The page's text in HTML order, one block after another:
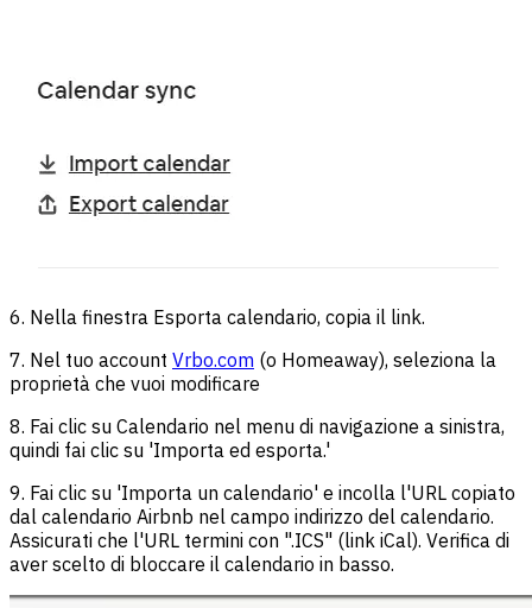
6. Nella finestra Esporta calendario, copia il link.
7. Nel tuo account Vrbo.com (o Homeaway), seleziona la
proprietà che vuoi modificare
8. Fai clic su Calendario nel menu di navigazione a sinistra,
quindi fai clic su 'Importa ed esporta.'
9. Fai clic su 'Importa un calendario' e incolla l'URL copiato
dal calendario Airbnb nel campo indirizzo del calendario.
Assicurati che l'URL termini con ".ICS" (link iCal). Verifica di
aver scelto di bloccare il calendario in basso.